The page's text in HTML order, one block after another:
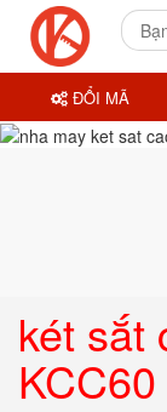
két sắt
ĐỔI MÃ